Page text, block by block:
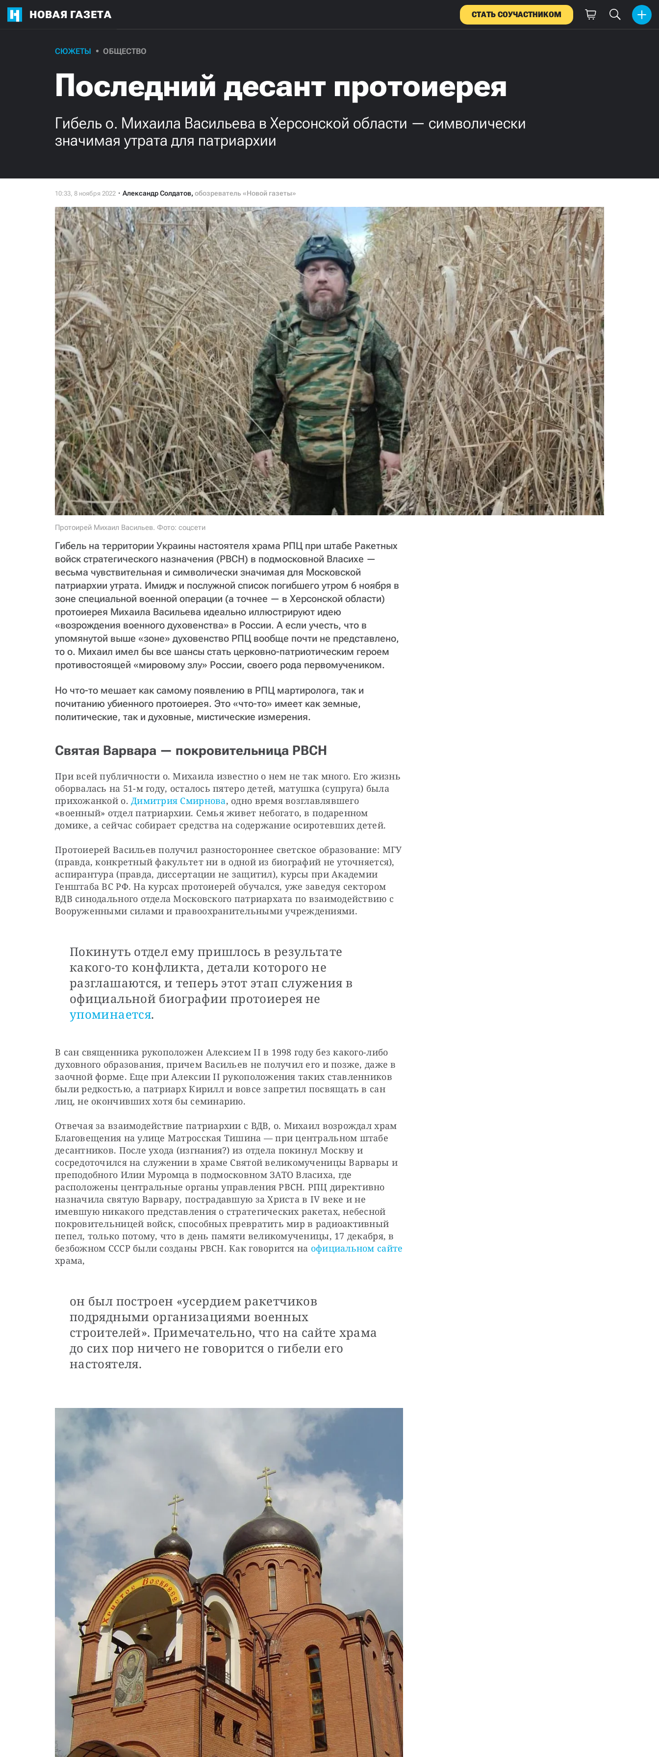
НОВАЯ ГАЗЕТА СТАТЬ СОУЧАСТНИКОМ
СЮЖЕТЫ ОБЩЕСТВО
Последний десант протоиерея
Гибель о. Михаила Васильева в Херсонской области — символически
значимая утрата для патриархии
Александр Солдатов, обозреватель «Новой газеты»
Протоирей Михаил Васильев. Фото: соцсети
Гибель на территории Украины настоятеля храма РПЦ при штабе Ракетных
войск стратегического назначения (РВСН) в подмосковной Власихе —
весьма чувствительная и символически значимая для Московской
патриархии утрата. Имидж и послужной список погибшего утром 6 ноября в
зоне специальной военной операции (а точнее — в Херсонской области)
протоиерея Михаила Васильева идеально иллюстрируют идею
«возрождения военного духовенства» в России. А если учесть, что в
упомянутой выше «зоне» духовенство РПЦ вообще почти не представлено,
то о. Михаил имел бы все шансы стать церковно-патриотическим героем
противостоящей «мировому злу» России, своего рода первомучеником.
Но что-то мешает как самому появлению в РПЦ мартиролога, так и
почитанию убиенного протоиерея. Это «что-то» имеет как земные,
политические, так и духовные, мистические измерения.
Святая Варвара — покровительница РВСН
При всей публичности о. Михаила известно о нем не так много. Его жизнь
оборвалась на 51-м году, осталось пятеро детей, матушка (супруга) была
прихожанкой о. Димитрия Смирнова, одно время возглавлявшего
«военный» отдел патриархии. Семья живет небогато, в подаренном
домике, а сейчас собирает средства на содержание осиротевших детей.
Протоиерей Васильев получил разностороннее светское образование: МГУ
(правда, конкретный факультет ни в одной из биографий не уточняется),
аспирантура (правда, диссертации не защитил), курсы при Академии
Генштаба ВС РФ. На курсах протоиерей обучался, уже заведуя сектором
ВДВ синодального отдела Московского патриархата по взаимодействию с
Вооруженными силами и правоохранительными учреждениями.
Покинуть отдел ему пришлось в результате
какого-то конфликта, детали которого не
разглашаются, и теперь этот этап служения в
официальной биографии протоиерея не
упоминается.
В сан священника рукоположен Алексием II в 1998 году без какого-либо
духовного образования, причем Васильев не получил его и позже, даже в
заочной форме. Еще при Алексии II рукоположения таких ставленников
были редкостью, а патриарх Кирилл и вовсе запретил посвящать в сан
лиц, не окончивших хотя бы семинарию.
Отвечая за взаимодействие патриархии с ВДВ, о. Михаил возрождал храм
Благовещения на улице Матросская Тишина — при центральном штабе
десантников. После ухода (изгнания?) из отдела покинул Москву и
сосредоточился на служении в храме Святой великомученицы Варвары и
преподобного Илии Муромца в подмосковном ЗАТО Власиха, где
расположены центральные органы управления РВСН. РПЦ директивно
назначила святую Варвару, пострадавшую за Христа в IV веке и не
имевшую никакого представления о стратегических ракетах, небесной
покровительницей войск, способных превратить мир в радиоактивный
пепел, только потому, что в день памяти великомученицы, 17 декабря, в
безбожном СССР были созданы РВСН. Как говорится на официальном сайте
храма,
он был построен «усердием ракетчиков
подрядными организациями военных
строителей». Примечательно, что на сайте храма
до сих пор ничего не говорится о гибели его
настоятеля.